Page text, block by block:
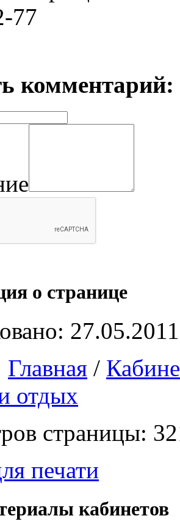
77
комментарий:
о странице
27.05.2011
Главная /
отдых
страницы:
печати
кабинетов